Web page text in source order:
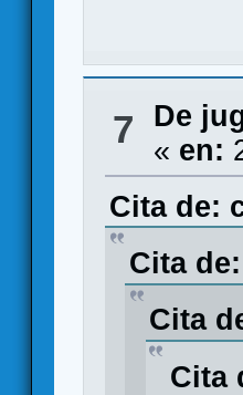
7 De
« en:
Cita de:
Cita
Cita
Cita